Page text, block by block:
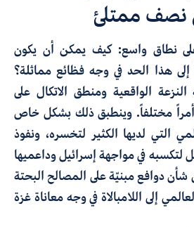
نصف ممتلئ
نطاق واسع: كيف يمكن أن يكون
إلى هذا الحد في وجه فظائع مماثلة؟
الواقعية ومنطق الاتكال على
أمراً مختلفاً. وينطبق ذلك بشكل خاص
التي لديها الكثير لتخسره، ونفوذ
لتكسبه في مواجهة إسرائيل وداعميها
شأن دوافع مبنيّة على المصالح البحتة
إلى اللامبالاة في وجه معاناة غزة